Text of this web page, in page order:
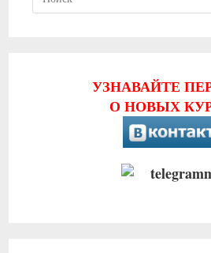
УЗНАВАЙТЕ
О НОВЫХ